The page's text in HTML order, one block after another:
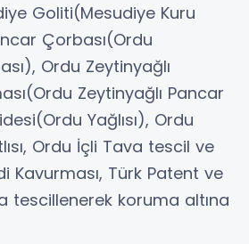
Goliti(Mesudiye Kuru
Çorbası(Ordu
Ordu Zeytinyağlı
Zeytinyağlı Pancar
Yağlısı), Ordu
Ordu İçli Tava tescil ve
Kavurması, Türk Patent ve
tescillenerek koruma altına